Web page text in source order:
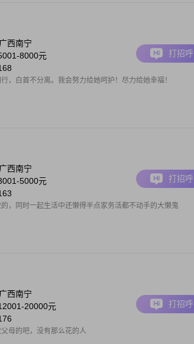
广西南宁
8000元
，白首不分离。我会努力给她呵护！尽力给她幸福！
打招呼
广西南宁
5000元
，同时一起生活中还懒得半点家务活都不动手的大懒鬼
打招呼
广西南宁
20000元
母的吧，没有那么花的人
打招呼